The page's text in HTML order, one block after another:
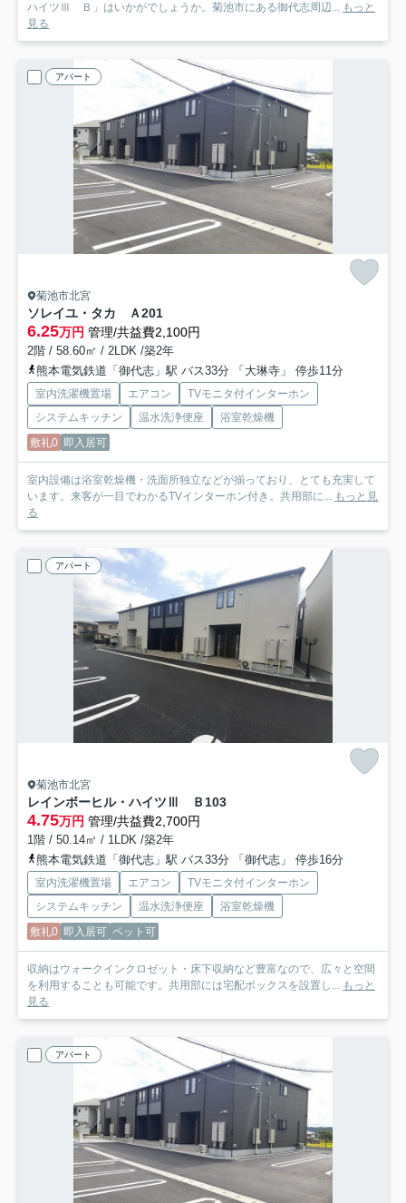
ハイツⅢ Ｂ」はいかがでしょうか。菊池市にある御代志周辺... もっと
見る
アパート
菊池市北宮
ソレイユ・タカ Ａ201
6.25万円 管理/共益費2,100円
2階 / 58.60㎡ / 2LDK /築2年
熊本電気鉄道「御代志」駅 バス33分 「大琳寺」 停歩11分
室内洗濯機置場 エアコン
TVモニタ付インターホン
システムキッチン
温水洗浄便座
浴室乾燥機
敷礼0 即入居可
室内設備は浴室乾燥機・洗面所独立などが揃っており、とても充実して
います。来客が一目でわかるTVインターホン付き。共用部に... もっと見
る
アパート
菊池市北宮
レインボーヒル・ハイツⅢ Ｂ103
4.75万円 管理/共益費2,700円
1階 / 50.14㎡ / 1LDK /築2年
熊本電気鉄道「御代志」駅 バス33分 「御代志」 停歩16分
室内洗濯機置場 エアコン
TVモニタ付インターホン
システムキッチン
温水洗浄便座
浴室乾燥機
敷礼0 即入居可 ペット可
収納はウォークインクロゼット・床下収納など豊富なので、広々と空間
を利用することも可能です。共用部には宅配ボックスを設置し... もっと
見る
アパート